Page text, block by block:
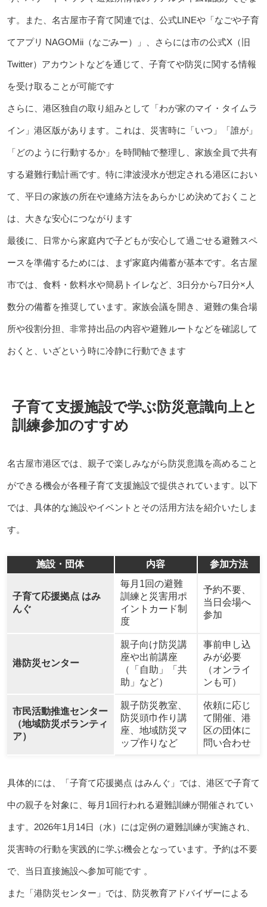
す。また、名古屋市子育て関連では、公式LINEや「なごや子育
てアプリ NAGOMii（なごみー）」、さらには市の公式X（旧
Twitter）アカウントなどを通じて、子育てや防災に関する情報
を受け取ることが可能です
さらに、港区独自の取り組みとして「わが家のマイ・タイムラ
イン」港区版があります。これは、災害時に「いつ」「誰が」
「どのように行動するか」を時間軸で整理し、家族全員で共有
する避難行動計画です。特に津波浸水が想定される港区におい
て、平日の家族の所在や連絡方法をあらかじめ決めておくこと
は、大きな安心につながります
最後に、日常から家庭内で子どもが安心して過ごせる避難スペ
ースを準備するためには、まず家庭内備蓄が基本です。名古屋
市では、食料・飲料水や簡易トイレなど、3日分から7日分×人
数分の備蓄を推奨しています。家族会議を開き、避難の集合場
所や役割分担、非常持出品の内容や避難ルートなどを確認して
おくと、いざという時に冷静に行動できます
子育て支援施設で学ぶ防災意識向上と
訓練参加のすすめ
名古屋市港区では、親子で楽しみながら防災意識を高めること
ができる機会が各種子育て支援施設で提供されています。以下
では、具体的な施設やイベントとその活用方法を紹介いたしま
す。
施設・団体 内容 参加方法
子育て応援拠点 はみ
んぐ
毎月1回の避難
訓練と災害用ポ
イントカード制
度
予約不要、
当日会場へ
参加
港防災センター
親子向け防災講
座や出前講座
（「自助」「共
助」など）
事前申し込
みが必要
（オンライ
ンも可）
市民活動推進センター
（地域防災ボランティ
ア）
親子防災教室、
防災頭巾作り講
座、地域防災マ
ップ作りなど
依頼に応じ
て開催、港
区の団体に
問い合わせ
具体的には、「子育て応援拠点 はみんぐ」では、港区で子育て
中の親子を対象に、毎月1回行われる避難訓練が開催されてい
ます。2026年1月14日（水）には定例の避難訓練が実施され、
災害時の行動を実践的に学ぶ機会となっています。予約は不要
で、当日直接施設へ参加可能です 。
また「港防災センター」では、防災教育アドバイザーによる